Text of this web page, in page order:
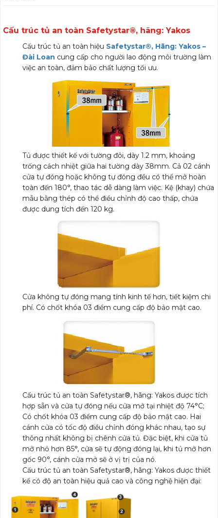
Cấu trúc tủ an toàn Safetystar®, hãng: Yakos
Cấu trúc tủ an toàn hiệu Safetystar®, Hãng: Yakos –
Đài Loan cung cấp cho người lao động môi trường làm
việc an toàn, đảm bảo chất lượng tối ưu.
Tủ được thiết kế với tường đôi, dày 1.2 mm, khoảng
trống cách nhiệt giữa hai tường dày 38mm. Cả 02 cánh
cửa tự đóng hoặc không tự đóng đều có thể mở hoàn
toàn đến 180°, thao tác dễ dàng làm việc. Kệ (khay) chứa
mẫu bằng thép có thể điều chỉnh độ cao thấp, chứa
được dung tích đến 120 kg.
Cửa không tự đóng mang tính kinh tế hơn, tiết kiệm chi
phí. Có chốt khóa 03 điểm cung cấp độ bảo mật cao.
Cấu trúc tủ an toàn Safetystar®, hãng: Yakos được tích
hợp sẵn và cửa tự đóng nếu cửa mở tại nhiệt độ 74°C;
Có chốt khóa 03 điểm cung cấp độ bảo mật cao. Hai
cánh cửa có tốc độ điều chỉnh đóng khác nhau, tạo sự
thông nhất không bị chênh cửa tủ. Đặc biệt, khi cửa tủ
mở nhỏ hơn 85°, cửa sẽ tự động đóng lại, khi tủ mở hơn
gốc 90°, cánh cửa mở sẽ ở vị trị của nó.
Cấu trúc tủ an toàn Safetystar®, hãng: Yakos được thiết
kế có độ an toàn hiệu quả cao và công nghệ hiện đại: